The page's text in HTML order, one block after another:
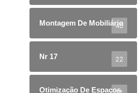
Montagem De Mobiliário
40
Nr 17 22
Otimização De Espaços